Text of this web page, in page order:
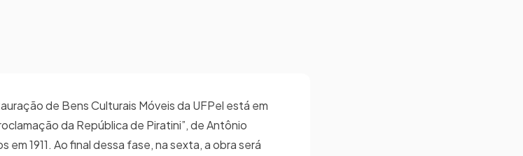
de Bens Culturais Móveis da UFPel está em
da República de Piratini”, de Antônio
1911. Ao final dessa fase, na sexta, a obra será